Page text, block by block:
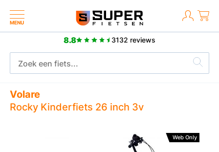
MENU
8.8 3132 reviews
fabrieksgarantie Meer dan 2500
Volare
Rocky Kinderfiets 26 inch 3v
Web Only